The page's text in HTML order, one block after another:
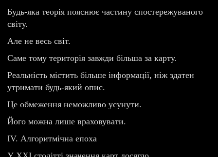
Будь-яка теорія пояснює частину спостережуваного
світу.
Але не весь світ.
Саме тому територія завжди більша за карту.
Реальність містить більше інформації, ніж здатен
утримати будь-який опис.
Це обмеження неможливо усунути.
Його можна лише враховувати.
IV. Алгоритмічна епоха